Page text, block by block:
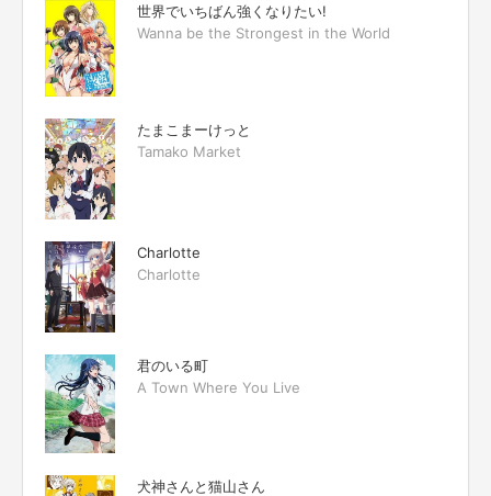
世界でいちばん強くなりたい!
Wanna be the Strongest in the World
たまこまーけっと
Tamako Market
Charlotte
Charlotte
君のいる町
A Town Where You Live
犬神さんと猫山さん